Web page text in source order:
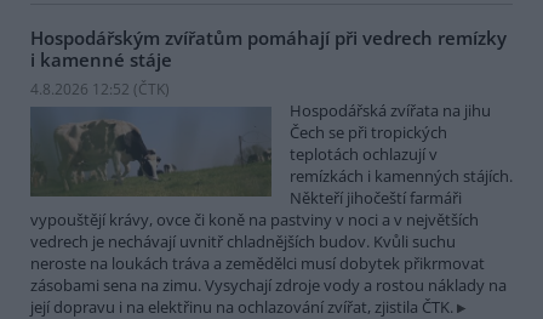
Hospodářským zvířatům pomáhají při vedrech remízky
i kamenné stáje
4.8.2026 12:52 (ČTK)
Hospodářská zvířata na jihu
Čech se při tropických
teplotách ochlazují v
remízkách i kamenných stájích.
Někteří jihočeští farmáři
vypouštějí krávy, ovce či koně na pastviny v noci a v největších
vedrech je nechávají uvnitř chladnějších budov. Kvůli suchu
neroste na loukách tráva a zemědělci musí dobytek přikrmovat
zásobami sena na zimu. Vysychají zdroje vody a rostou náklady na
její dopravu i na elektřinu na ochlazování zvířat, zjistila ČTK.